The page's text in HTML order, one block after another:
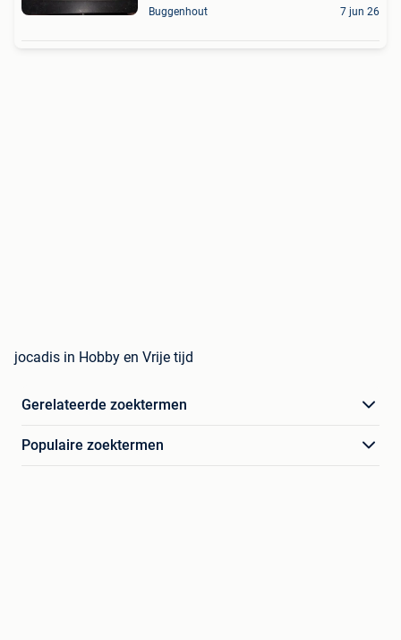
Buggenhout 7 jun 26
jocadis in Hobby en Vrije tijd
Gerelateerde zoektermen
Populaire zoektermen